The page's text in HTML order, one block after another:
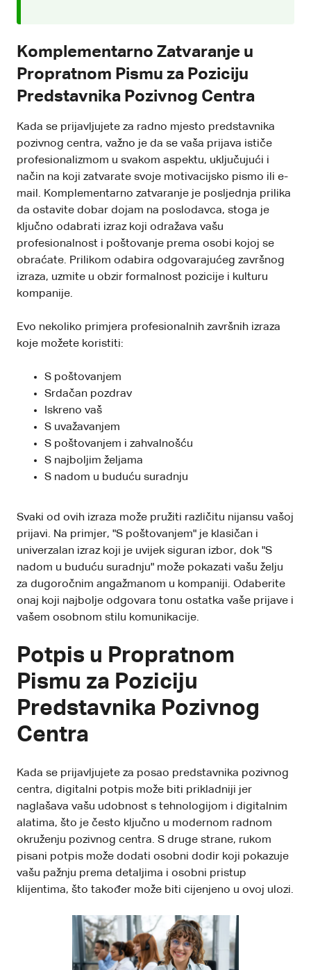
Komplementarno Zatvaranje u
Propratnom Pismu za Poziciju
Predstavnika Pozivnog Centra
Kada se prijavljujete za radno mjesto predstavnika
pozivnog centra, važno je da se vaša prijava ističe
profesionalizmom u svakom aspektu, uključujući i
način na koji zatvarate svoje motivacijsko pismo ili e-
mail. Komplementarno zatvaranje je posljednja prilika
da ostavite dobar dojam na poslodavca, stoga je
ključno odabrati izraz koji odražava vašu
profesionalnost i poštovanje prema osobi kojoj se
obraćate. Prilikom odabira odgovarajućeg završnog
izraza, uzmite u obzir formalnost pozicije i kulturu
kompanije.
Evo nekoliko primjera profesionalnih završnih izraza
koje možete koristiti:
S poštovanjem
Srdačan pozdrav
Iskreno vaš
S uvažavanjem
S poštovanjem i zahvalnošću
S najboljim željama
S nadom u buduću suradnju
Svaki od ovih izraza može pružiti različitu nijansu vašoj
prijavi. Na primjer, "S poštovanjem" je klasičan i
univerzalan izraz koji je uvijek siguran izbor, dok "S
nadom u buduću suradnju" može pokazati vašu želju
za dugoročnim angažmanom u kompaniji. Odaberite
onaj koji najbolje odgovara tonu ostatka vaše prijave i
vašem osobnom stilu komunikacije.
Potpis u Propratnom
Pismu za Poziciju
Predstavnika Pozivnog
Centra
Kada se prijavljujete za posao predstavnika pozivnog
centra, digitalni potpis može biti prikladniji jer
naglašava vašu udobnost s tehnologijom i digitalnim
alatima, što je često ključno u modernom radnom
okruženju pozivnog centra. S druge strane, rukom
pisani potpis može dodati osobni dodir koji pokazuje
vašu pažnju prema detaljima i osobni pristup
klijentima, što također može biti cijenjeno u ovoj ulozi.